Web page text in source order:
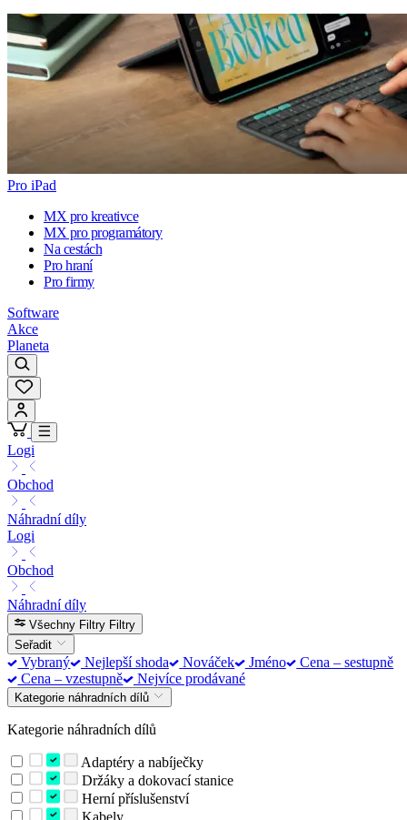
Pro iPad
MX pro kreativce
MX pro programátory
Na cestách
Pro hraní
Pro firmy
Software
Akce
Planeta
Logi
Obchod
Náhradní díly
Logi
Obchod
Náhradní díly
Všechny Filtry Filtry
Seřadit
Vybraný Nejlepší shoda Nováček Jméno
Cena – sestupně
Cena – vzestupně
Nejvíce prodávané
Kategorie náhradních dílů
Kategorie náhradních dílů
Adaptéry a nabíječky
Držáky a dokovací stanice
Herní příslušenství